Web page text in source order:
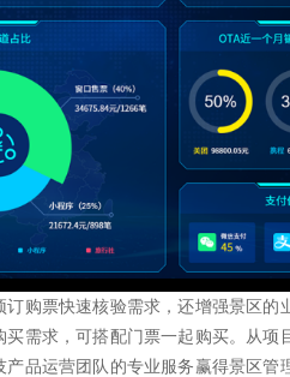
购票快速核验需求，还增强景区的
需求，可搭配门票一起购买。从项
品运营团队的专业服务赢得景区管